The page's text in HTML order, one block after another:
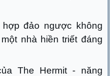
đảo ngược không
nhà hiền triết đáng
The Hermit - năng